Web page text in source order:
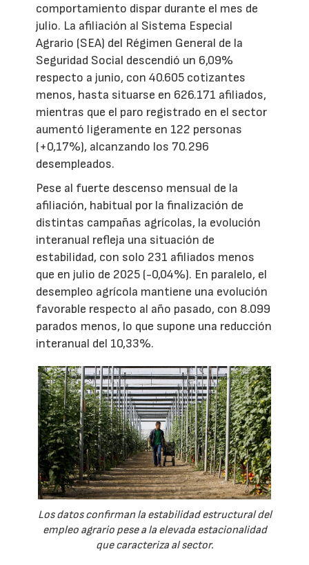
comportamiento dispar durante el mes de
julio. La afiliación al Sistema Especial
Agrario (SEA) del Régimen General de la
Seguridad Social descendió un 6,09%
respecto a junio, con 40.605 cotizantes
menos, hasta situarse en 626.171 afiliados,
mientras que el paro registrado en el sector
aumentó ligeramente en 122 personas
(+0,17%), alcanzando los 70.296
desempleados.
Pese al fuerte descenso mensual de la
afiliación, habitual por la finalización de
distintas campañas agrícolas, la evolución
interanual refleja una situación de
estabilidad, con solo 231 afiliados menos
que en julio de 2025 (-0,04%). En paralelo, el
desempleo agrícola mantiene una evolución
favorable respecto al año pasado, con 8.099
parados menos, lo que supone una reducción
interanual del 10,33%.
Los datos confirman la estabilidad estructural del
empleo agrario pese a la elevada estacionalidad
que caracteriza al sector.